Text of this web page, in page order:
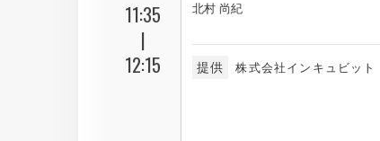
11:35
|
12:15
北村 尚紀
提供 株式会社インキュビット